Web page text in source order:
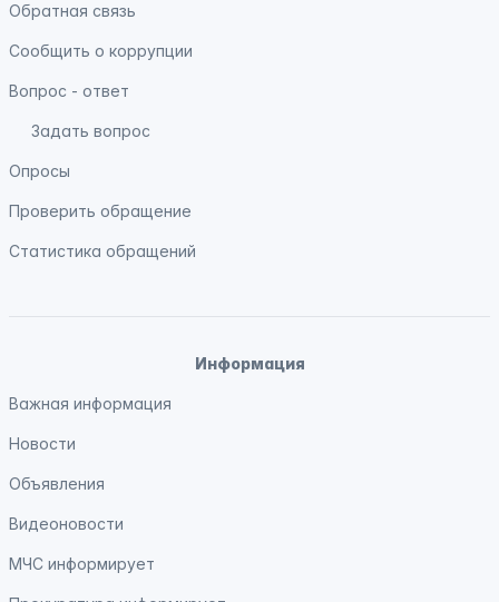
Обратная связь
Сообщить о коррупции
Вопрос - ответ
Задать вопрос
Опросы
Проверить обращение
Статистика обращений
Информация
Важная информация
Новости
Объявления
Видеоновости
МЧС информирует